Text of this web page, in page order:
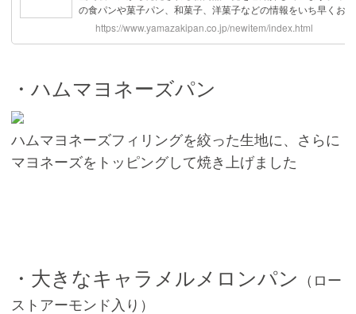
・ハムマヨネーズパン
ハムマヨネーズフィリングを絞った生地に、さらに
マヨネーズをトッピングして焼き上げました
・大きなキャラメルメロンパン （ロー
ストアーモンド入り）